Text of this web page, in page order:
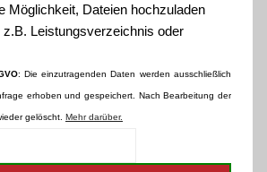
Möglichkeit, Dateien hochzuladen
z.B. Leistungsverzeichnis oder
: Die einzutragenden Daten werden ausschließlich
erhoben und gespeichert. Nach Bearbeitung der
gelöscht. Mehr darüber.